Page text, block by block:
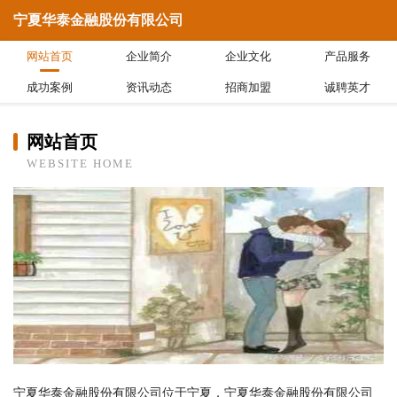
宁夏华泰金融股份有限公司
网站首页 企业简介 企业文化 产品服务
成功案例 资讯动态 招商加盟 诚聘英才
网站首页
WEBSITE HOME
宁夏华泰金融股份有限公司位于宁夏，宁夏华泰金融股份有限公司